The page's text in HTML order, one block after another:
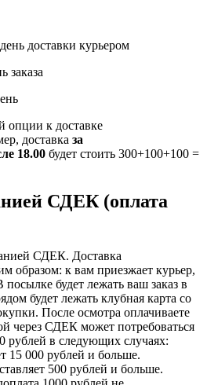
доставки курьером
заказа
опции к доставке
доставка за
18.00 будет стоить 300+100+100 =
СДЕК (оплата
СДЕК. Доставка
образом: к вам приезжает курьер,
будет лежать ваш заказ в
будет лежать клубная карта со
После осмотра оплачиваете
через СДЕК может потребоваться
рублей в следующих случаях:
15 000 рублей и больше.
500 рублей и больше.